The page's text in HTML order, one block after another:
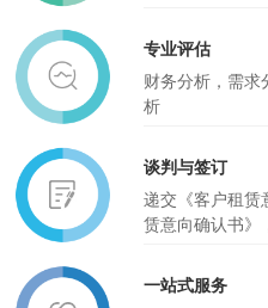
专业评估
财务分析，需求
析
谈判与签订
递交《客户租赁
赁意向确认书》
一站式服务